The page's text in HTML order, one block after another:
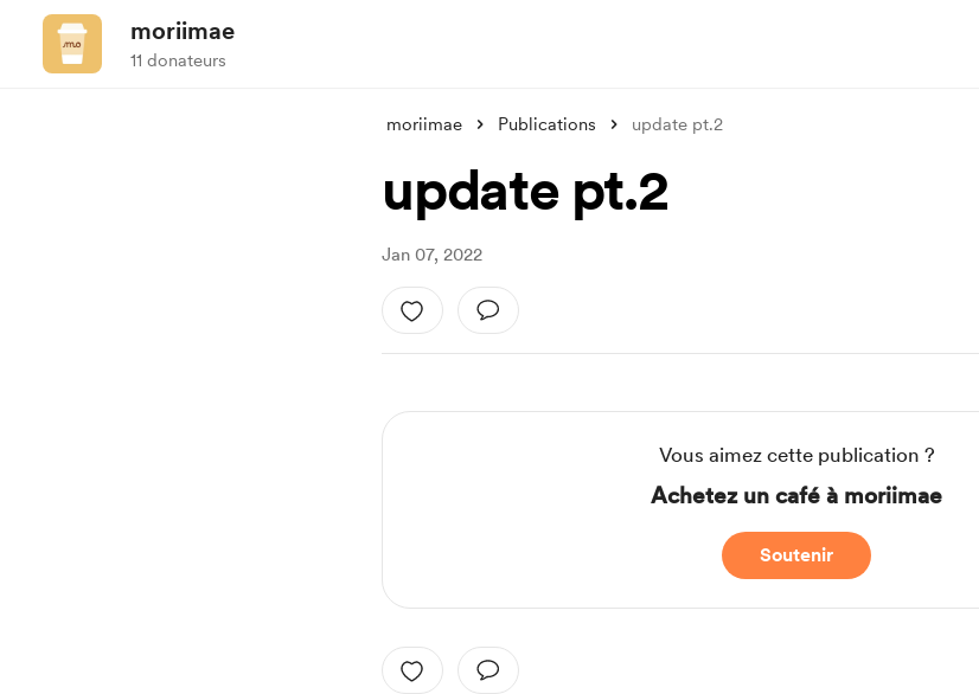
moriimae
11 donateurs
moriimae Publications update pt.2
update pt.2
Jan 07, 2022
Vous aimez cette publication ?
Achetez un café à moriimae
Soutenir